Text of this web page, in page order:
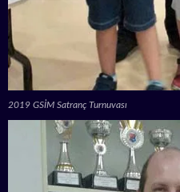
2019 GSİM Satranç Turnuvası